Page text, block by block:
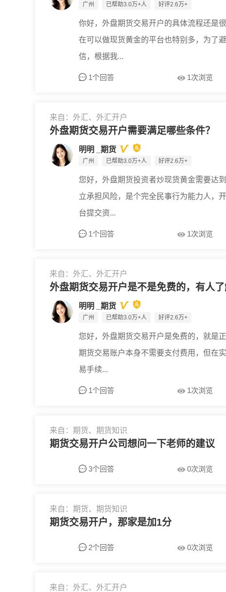
广州 已帮助3.0万+人 好评2.6万+
你好，外盘期货交易开户的具体流程还是
在可以做现货黄金的平台也特别多，为了
信，根据我...
1个回答 1次浏览
来自：外汇、外汇开户
外盘期货交易开户需要满足哪些条件？
明明 _期货
广州 已帮助3.0万+人 好评2.6万+
您好，外盘期货投资者炒现货黄金需要达
立承担风险，是个完全民事行为能力人，
台提交资...
1个回答 1次浏览
来自：外汇、外汇开户
外盘期货交易开户是不是免费的，有人
明明 _期货
广州 已帮助3.0万+人 好评2.6万+
您好，外盘期货交易开户是免费的，就是
期货交易账户本身不需要支付费用，但在
易手续...
1个回答 1次浏览
来自：期货、期货知识
期货交易开户公司想问一下老师的建议
3个回答 0次浏览
来自：期货、期货知识
期货交易开户，那家是加1分
2个回答 0次浏览
来自：外汇、外汇开户